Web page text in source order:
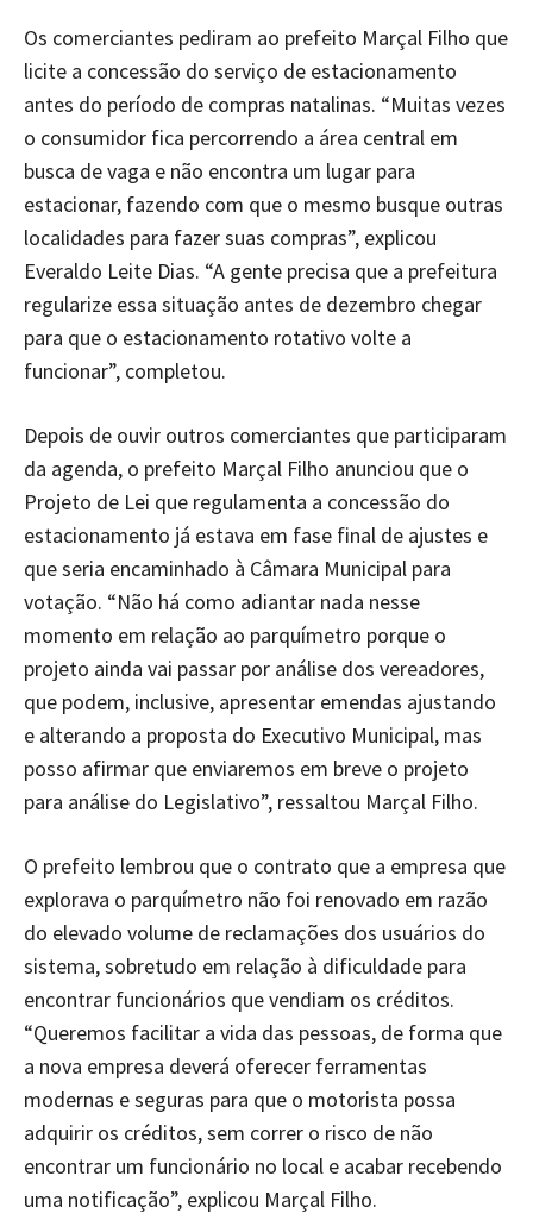
Os comerciantes pediram ao prefeito Marçal Filho que
licite a concessão do serviço de estacionamento
antes do período de compras natalinas. “Muitas vezes
o consumidor fica percorrendo a área central em
busca de vaga e não encontra um lugar para
estacionar, fazendo com que o mesmo busque outras
localidades para fazer suas compras”, explicou
Everaldo Leite Dias. “A gente precisa que a prefeitura
regularize essa situação antes de dezembro chegar
para que o estacionamento rotativo volte a
funcionar”, completou.
Depois de ouvir outros comerciantes que participaram
da agenda, o prefeito Marçal Filho anunciou que o
Projeto de Lei que regulamenta a concessão do
estacionamento já estava em fase final de ajustes e
que seria encaminhado à Câmara Municipal para
votação. “Não há como adiantar nada nesse
momento em relação ao parquímetro porque o
projeto ainda vai passar por análise dos vereadores,
que podem, inclusive, apresentar emendas ajustando
e alterando a proposta do Executivo Municipal, mas
posso afirmar que enviaremos em breve o projeto
para análise do Legislativo”, ressaltou Marçal Filho.
O prefeito lembrou que o contrato que a empresa que
explorava o parquímetro não foi renovado em razão
do elevado volume de reclamações dos usuários do
sistema, sobretudo em relação à dificuldade para
encontrar funcionários que vendiam os créditos.
“Queremos facilitar a vida das pessoas, de forma que
a nova empresa deverá oferecer ferramentas
modernas e seguras para que o motorista possa
adquirir os créditos, sem correr o risco de não
encontrar um funcionário no local e acabar recebendo
uma notificação”, explicou Marçal Filho.